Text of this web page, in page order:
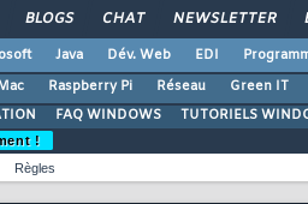
BLOGS CHAT NEWSLETTER
Java Dév. Web EDI
Raspberry Pi Réseau Green IT
FAQ WINDOWS TUTORIELS
!
Règles